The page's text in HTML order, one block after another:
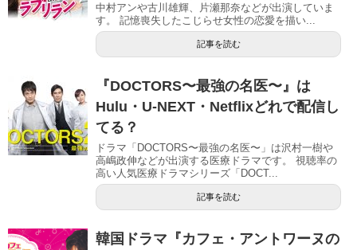
中村アンや古川雄輝、片瀬那奈などが出演していま
す。 記憶喪失したこじらせ女性の恋愛を描い...
記事を読む
『DOCTORS〜最強の名医〜』は
Hulu・U-NEXT・Netflixどれで配信し
てる？
ドラマ「DOCTORS〜最強の名医〜」は沢村一樹や
高嶋政伸などが出演する医療ドラマです。 視聴率の
高い人気医療ドラマシリーズ「DOCT...
記事を読む
韓国ドラマ『カフェ・アントワーヌの